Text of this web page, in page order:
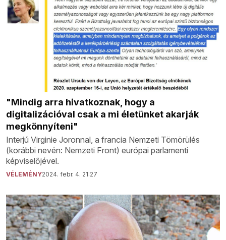
"Mindig arra hivatkoznak, hogy a
digitalizációval csak a mi életünket akarják
megkönnyíteni"
Interjú Virginie Joronnal, a francia Nemzeti Tömörülés
(korábbi nevén: Nemzeti Front) európai parlamenti
képviselőjével.
VÉLEMÉNY2024. febr. 4. 21:27